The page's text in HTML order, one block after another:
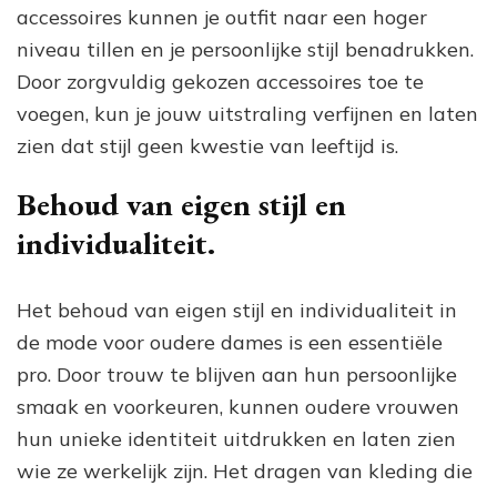
accessoires kunnen je outfit naar een hoger
niveau tillen en je persoonlijke stijl benadrukken.
Door zorgvuldig gekozen accessoires toe te
voegen, kun je jouw uitstraling verfijnen en laten
zien dat stijl geen kwestie van leeftijd is.
Behoud van eigen stijl en
individualiteit.
Het behoud van eigen stijl en individualiteit in
de mode voor oudere dames is een essentiële
pro. Door trouw te blijven aan hun persoonlijke
smaak en voorkeuren, kunnen oudere vrouwen
hun unieke identiteit uitdrukken en laten zien
wie ze werkelijk zijn. Het dragen van kleding die